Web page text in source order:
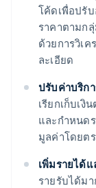
โค้ดเพื่อปรั
ราคาตามก
ด้วยการวิเค
ละเอียด
ปรับค่าบริก
เรียกเก็บเ
และกําหนด
มูลค่าโดยต
เพิ่มรายได้
รายรับได้ม